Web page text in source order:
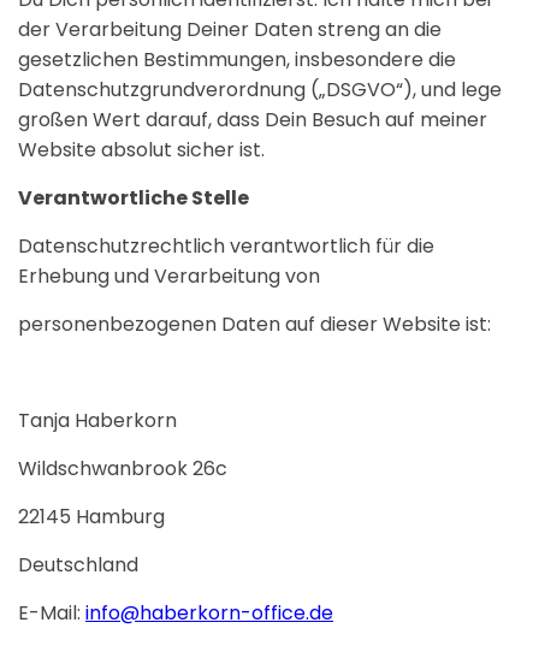
der Verarbeitung Deiner Daten streng an die
gesetzlichen Bestimmungen, insbesondere die
Datenschutzgrundverordnung („DSGVO“), und lege
großen Wert darauf, dass Dein Besuch auf meiner
Website absolut sicher ist.
Verantwortliche Stelle
Datenschutzrechtlich verantwortlich für die
Erhebung und Verarbeitung von
personenbezogenen Daten auf dieser Website ist:
Tanja Haberkorn
Wildschwanbrook 26c
22145 Hamburg
Deutschland
E-Mail: info@haberkorn-office.de